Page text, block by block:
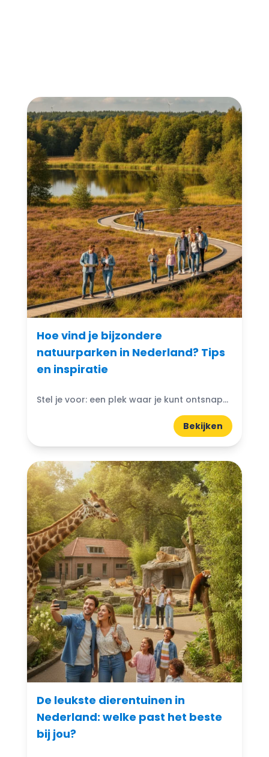
Hoe vind je bijzondere
natuurparken in Nederland? Tips
en inspiratie
Stel je voor: een plek waar je kunt ontsnappen aan de drukte van het dagelijks leven en je onderdompelen in de schoonheid van de natuur. Bijzondere natuurparken in Nederland bieden...
Bekijken
De leukste dierentuinen in
Nederland: welke past het beste
bij jou?